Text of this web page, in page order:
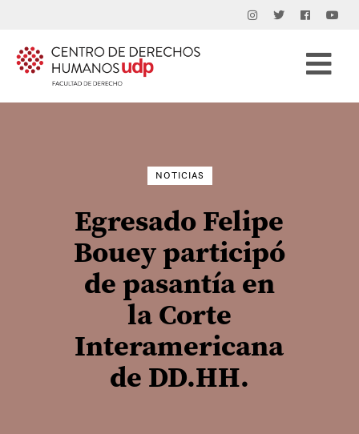
NOTICIAS
Egresado Felipe
Bouey participó
de pasantía en
la Corte
Interamericana
de DD.HH.